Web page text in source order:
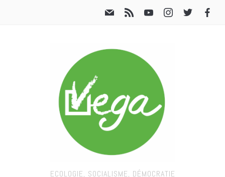
ECOLOGIE, SOCIALISME, DÉMOCRATIE